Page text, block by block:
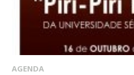
AGENDA